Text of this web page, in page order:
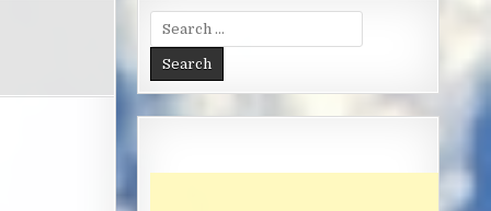
Search
for: